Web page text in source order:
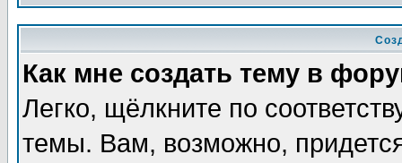
Как мне создать тему в
Легко, щёлкните по
темы. Вам, возможно,